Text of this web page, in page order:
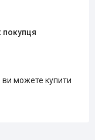
покупця
ви можете купити